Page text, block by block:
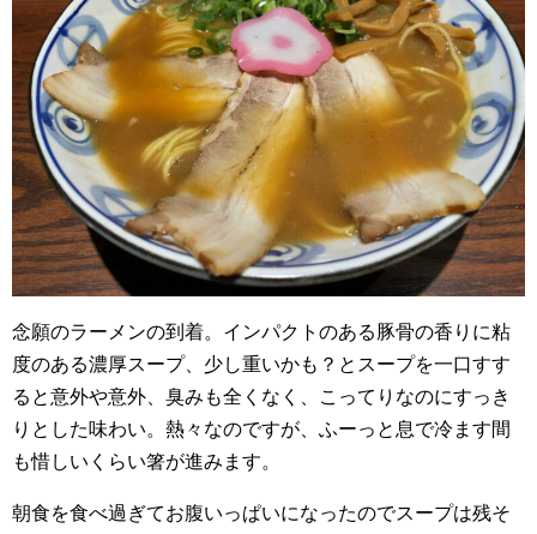
念願のラーメンの到着。インパクトのある豚骨の香りに粘
度のある濃厚スープ、少し重いかも？とスープを一口すす
ると意外や意外、臭みも全くなく、こってりなのにすっき
りとした味わい。熱々なのですが、ふーっと息で冷ます間
も惜しいくらい箸が進みます。
朝食を食べ過ぎてお腹いっぱいになったのでスープは残そ